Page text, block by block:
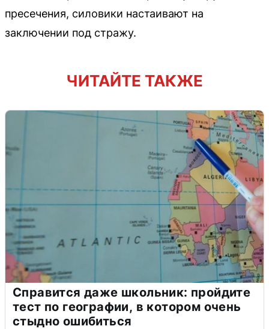
пресечения, силовики настаивают на
заключении под стражу.
ЧИТАЙТЕ ТАКЖЕ
Справится даже школьник: пройдите
тест по географии, в котором очень
стыдно ошибиться